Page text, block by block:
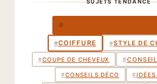
SUJETS TENDANCE
#
#COIFFURE #STYLE DE
#COUPE DE CHEVEUX #
#CONSEILS DÉCO #IDÉES